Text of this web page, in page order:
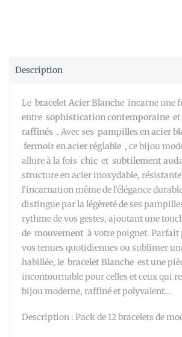
Description
Le bracelet Acier Blanche incarne une
entre sophistication contemporaine et
raffinés . Avec ses pampilles en acier
fermoir en acier réglable , ce bijou
allure à la fois chic et subtilement
structure en acier inoxydable,
l'incarnation même de l'élégance
distingue par la légèreté de ses
rythme de vos gestes, ajoutant une
de mouvement à votre poignet.
vos tenues quotidiennes ou sublimer
habillée, le bracelet Blanche est une
incontournable pour celles et ceux qui
bijou moderne, raffiné et polyvalent...
Description : Pack de 12 bracelets de